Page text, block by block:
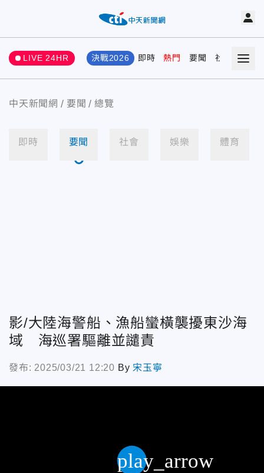
LIVE 24HR 決戰2026 即時 熱門 要聞 社會 娛樂
中天新聞網 要聞 總覽
即時 要聞 社會 娛樂 體育
影/大陸海警船、漁船蠻橫襲擾東沙海
域 海巡署驅離並譴責
發布: 2025/03/21 12:20 By 宋玉寧
play_arrow